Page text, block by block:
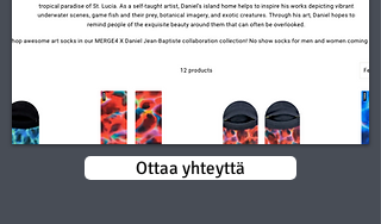
Ottaa yhteyttä